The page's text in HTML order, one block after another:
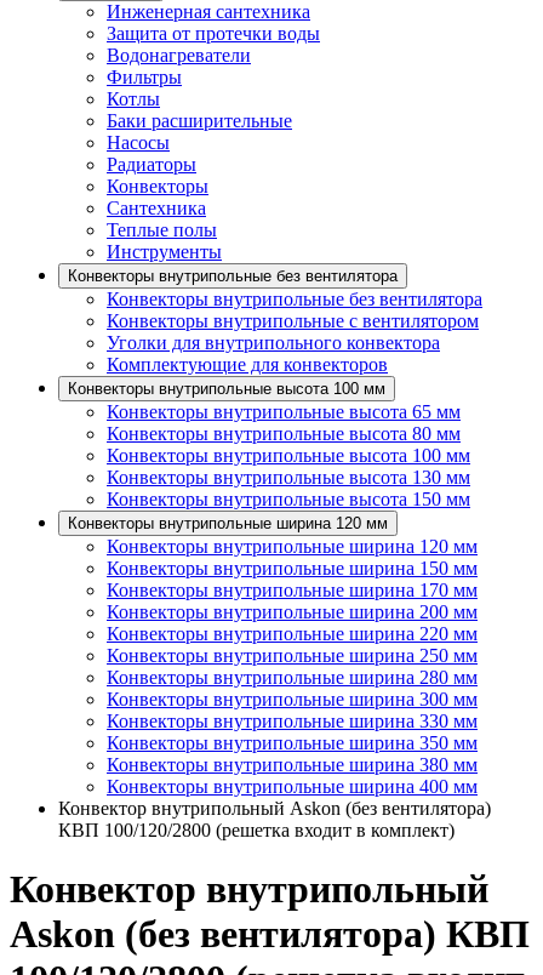
Инженерная сантехника
Защита от протечки воды
Водонагреватели
Фильтры
Котлы
Баки расширительные
Насосы
Радиаторы
Конвекторы
Сантехника
Теплые полы
Инструменты
Конвекторы внутрипольные без вентилятора
Конвекторы внутрипольные без вентилятора
Конвекторы внутрипольные с вентилятором
Уголки для внутрипольного конвектора
Комплектующие для конвекторов
Конвекторы внутрипольные высота 100 мм
Конвекторы внутрипольные высота 65 мм
Конвекторы внутрипольные высота 80 мм
Конвекторы внутрипольные высота 100 мм
Конвекторы внутрипольные высота 130 мм
Конвекторы внутрипольные высота 150 мм
Конвекторы внутрипольные ширина 120 мм
Конвекторы внутрипольные ширина 120 мм
Конвекторы внутрипольные ширина 150 мм
Конвекторы внутрипольные ширина 170 мм
Конвекторы внутрипольные ширина 200 мм
Конвекторы внутрипольные ширина 220 мм
Конвекторы внутрипольные ширина 250 мм
Конвекторы внутрипольные ширина 280 мм
Конвекторы внутрипольные ширина 300 мм
Конвекторы внутрипольные ширина 330 мм
Конвекторы внутрипольные ширина 350 мм
Конвекторы внутрипольные ширина 380 мм
Конвекторы внутрипольные ширина 400 мм
Конвектор внутрипольный Askon (без вентилятора)
КВП 100/120/2800 (решетка входит в комплект)
Конвектор внутрипольный
Askon (без вентилятора) КВП